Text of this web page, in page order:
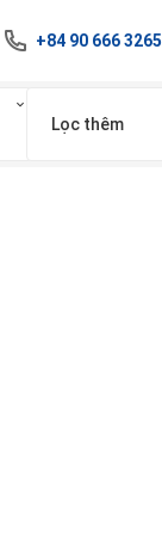
+84 90 666 3265
Lọc thêm